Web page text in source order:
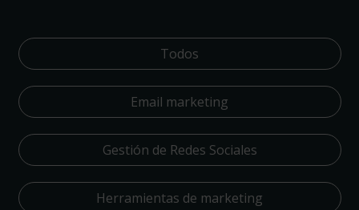
Todos
Email marketing
Gestión de Redes Sociales
Herramientas de marketing